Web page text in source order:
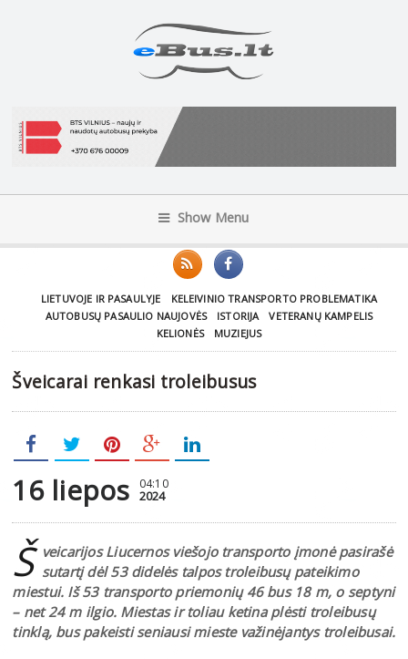
Show Menu
LIETUVOJE IR PASAULYJE
KELEIVINIO TRANSPORTO PROBLEMATIKA
AUTOBUSŲ PASAULIO NAUJOVĖS
ISTORIJA
VETERANŲ KAMPELIS
KELIONĖS
MUZIEJUS
Šveicarai renkasi troleibusus
16 liepos 04:10
2024
Š veicarijos Liucernos viešojo transporto įmonė pasirašė
sutartį dėl 53 didelės talpos troleibusų pateikimo
miestui. Iš 53 transporto priemonių 46 bus 18 m, o septyni
– net 24 m ilgio. Miestas ir toliau ketina plėsti troleibusų
tinklą, bus pakeisti seniausi mieste važinėjantys troleibusai.